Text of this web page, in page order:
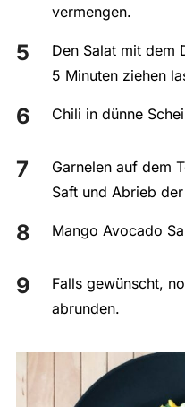
vermengen.
Den Salat mit dem
5 Minuten ziehen
Chili in dünne
Garnelen auf dem
Saft und Abrieb
Mango Avocado
Falls gewünscht,
abrunden.